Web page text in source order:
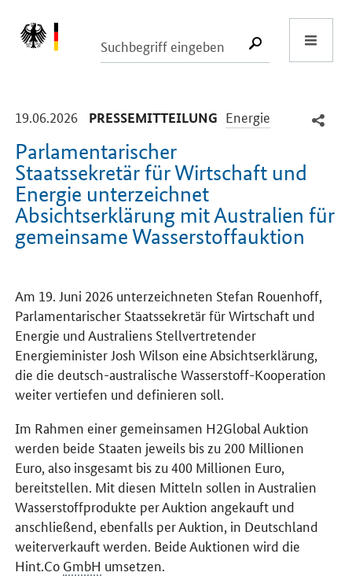
SUCHE
19.06.2026 -
PRESSEMITTEILUNG -
Energie
Parlamentarischer
Staatssekretär für Wirtschaft und
Energie unterzeichnet
Absichtserklärung mit Australien für
gemeinsame Wasserstoffauktion
Am 19. Juni 2026 unterzeichneten Stefan Rouenhoff,
Parlamentarischer Staatssekretär für Wirtschaft und
Energie und Australiens Stellvertretender
Energieminister Josh Wilson eine Absichtserklärung,
die die deutsch-australische Wasserstoff-Kooperation
weiter vertiefen und definieren soll.
Im Rahmen einer gemeinsamen H2Global Auktion
werden beide Staaten jeweils bis zu 200 Millionen
Euro, also insgesamt bis zu 400 Millionen Euro,
bereitstellen. Mit diesen Mitteln sollen in Australien
Wasserstoffprodukte per Auktion angekauft und
anschließend, ebenfalls per Auktion, in Deutschland
weiterverkauft werden. Beide Auktionen wird die
Hint.Co GmbH umsetzen.